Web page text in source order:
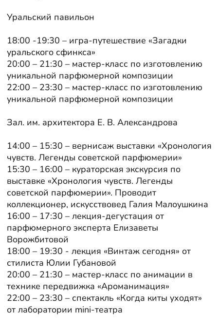
Уральский павильон
18:00 -19:30 – игра-путешествие «Загадки
уральского сфинкса»
20:00 – 21:30 – мастер-класс по изготовлению
уникальной парфюмерной композиции
22:00 – 23:30 – мастер-класс по изготовлению
уникальной парфюмерной композиции
Зал. им. архитектора Е. В. Александрова
14:00 – 15:30 – вернисаж выставки «Хронология
чувств. Легенды советской парфюмерии»
15:30 – 16:00 – кураторская экскурсия по
выставке «Хронология чувств. Легенды
советской парфюмерии». Проводит
коллекционер, искусствовед Галия Малоушкина
16:00 – 17:30 – лекция-дегустация от
парфюмерного эксперта Елизаветы
Ворожбитовой
18:00 – 19:30 - лекция «Винтаж сегодня» от
стилиста Юлии Губановой
20:00 – 21:30 – мастер-класс по анимации в
технике передвижка «Ароманимация»
22:00 – 23:30 – спектакль «Когда киты уходят»
от лаборатории mini-театра